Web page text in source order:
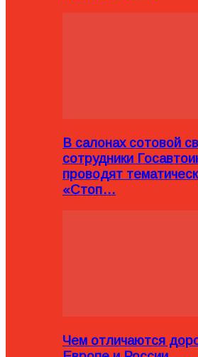
В салонах сотовой
сотрудники
проводят
«Стоп…
Чем отличаются